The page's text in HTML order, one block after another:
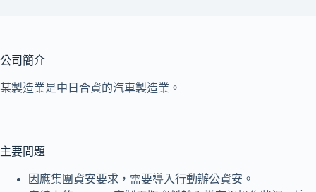
公司簡介
某製造業是中日合資的汽車製造業。
主要問題
因應集團資安要求，需要導入行動辦公資安。